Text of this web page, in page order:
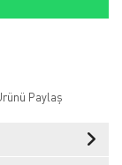
Paylaş